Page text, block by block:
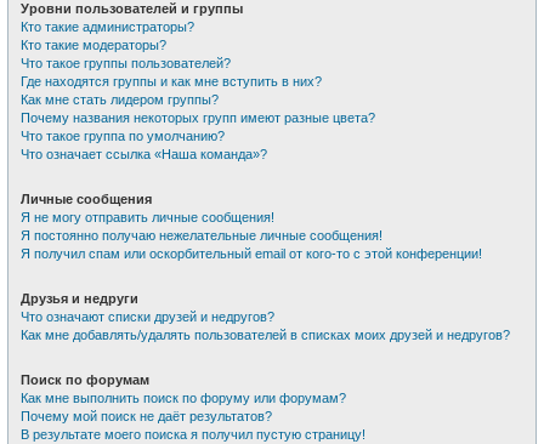
Уровни пользователей и группы
Кто такие администраторы?
Кто такие модераторы?
Что такое группы пользователей?
Где находятся группы и как мне вступить в них?
Как мне стать лидером группы?
Почему названия некоторых групп имеют разные цвета?
Что такое группа по умолчанию?
Что означает ссылка «Наша команда»?
Личные сообщения
Я не могу отправить личные сообщения!
Я постоянно получаю нежелательные личные сообщения!
Я получил спам или оскорбительный email от кого-то с этой конференции!
Друзья и недруги
Что означают списки друзей и недругов?
Как мне добавлять/удалять пользователей в списках моих друзей и недругов?
Поиск по форумам
Как мне выполнить поиск по форуму или форумам?
Почему мой поиск не даёт результатов?
В результате моего поиска я получил пустую страницу!